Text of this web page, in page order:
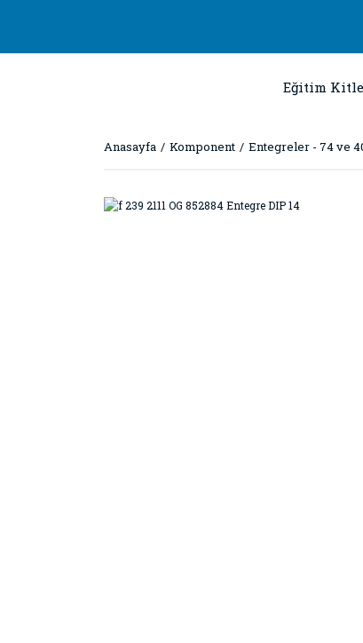
Eğitim
Anasayfa Komponent Entegreler - 74 ve